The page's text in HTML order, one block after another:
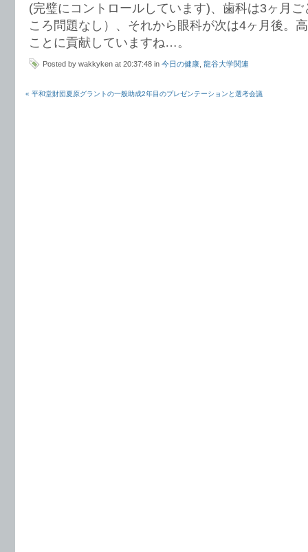
(完璧にコントロールしています)、歯科は3ヶ月
ころ問題なし）、それから眼科が次は4ヶ月後。
ことに貢献していますね…。
Posted by wakkyken at 20:37:48 in 今日の健康 龍谷大学関連
« 平和堂財団夏原グラントの一般助成2年目のプレゼンテーションと選考会議